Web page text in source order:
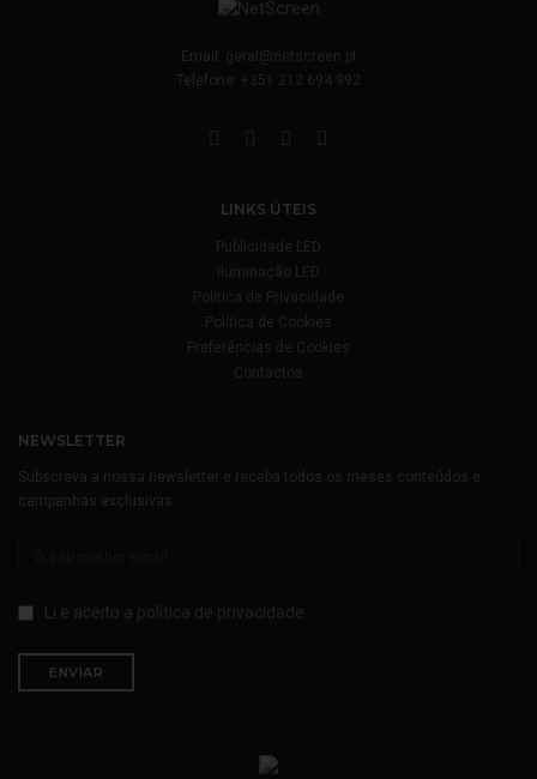
Email:
geral@netscreen.pt
Telefone:
+351 212 694 992
LINKS ÚTEIS
Publicidade LED
Iluminação LED
Política de Privacidade
Política de Cookies
Preferências de Cookies
Contactos
NEWSLETTER
Subscreva a nossa newsletter e receba todos os meses conteúdos e
campanhas exclusivas
Li e aceito a politica de privacidade